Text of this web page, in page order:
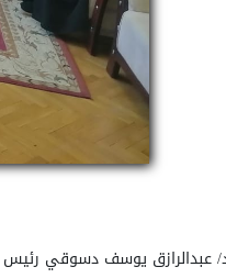
عبدالرازق يوسف دسوقي رئيس